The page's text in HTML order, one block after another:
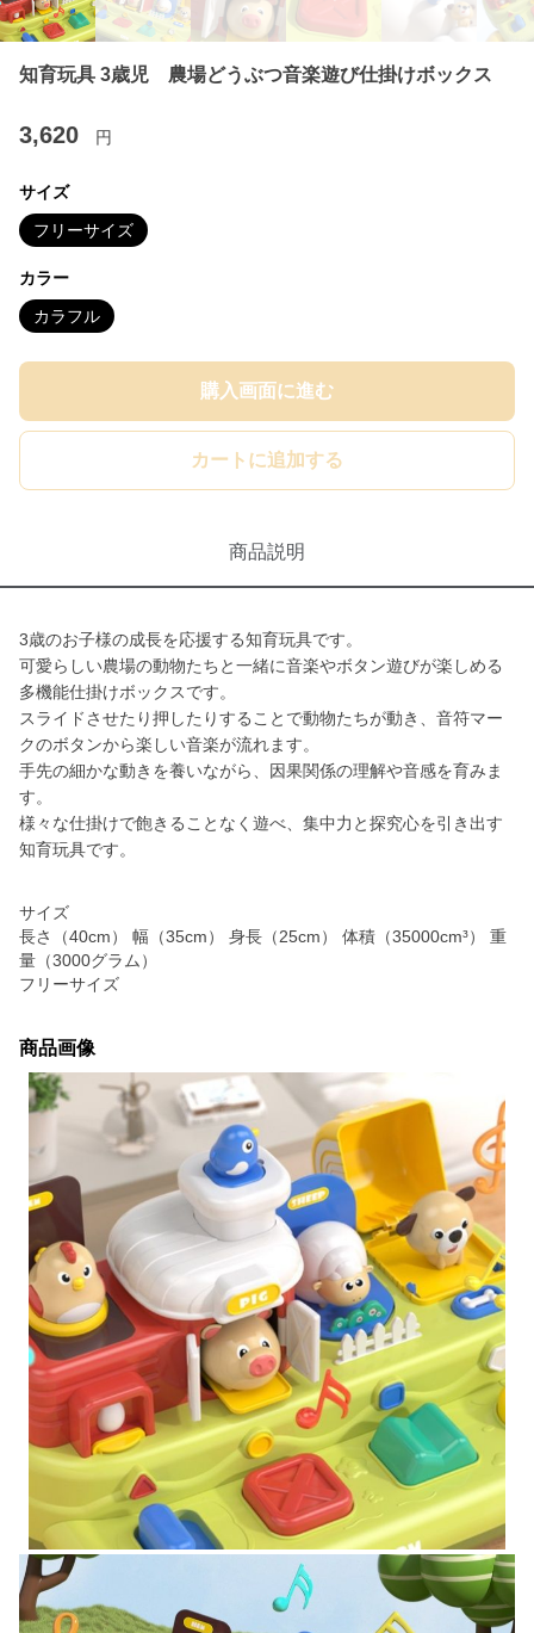
知育玩具 3歳児 農場どうぶつ音楽遊び仕掛けボックス
3,620 円
サイズ
フリーサイズ
カラー
カラフル
購入画面に進む
カートに追加する
商品説明
3歳のお子様の成長を応援する知育玩具です。
可愛らしい農場の動物たちと一緒に音楽やボタン遊びが楽しめる
多機能仕掛けボックスです。
スライドさせたり押したりすることで動物たちが動き、音符マー
クのボタンから楽しい音楽が流れます。
手先の細かな動きを養いながら、因果関係の理解や音感を育みま
す。
様々な仕掛けで飽きることなく遊べ、集中力と探究心を引き出す
知育玩具です。
サイズ
長さ（40cm） 幅（35cm） 身長（25cm） 体積（35000cm³） 重
量（3000グラム）
フリーサイズ
商品画像